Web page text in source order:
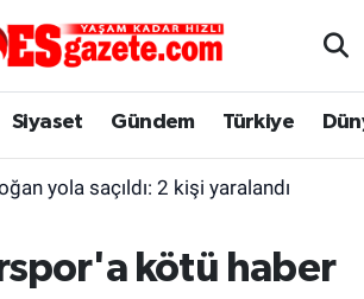
Siyaset Gündem Türkiye
yola saçıldı: 2 kişi yaralandı
kötü haber
Arşivi
Eczaneler
Durumu ve Fikstür